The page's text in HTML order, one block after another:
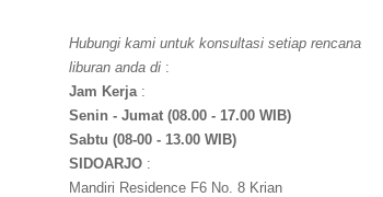
Hubungi kami untuk konsultasi setiap rencana
liburan anda di :
Jam Kerja:
Senin - Jumat (08.00 - 17.00 WIB)
Sabtu (08-00 - 13.00 WIB)
SIDOARJO:
Mandiri Residence F6 No. 8 Krian